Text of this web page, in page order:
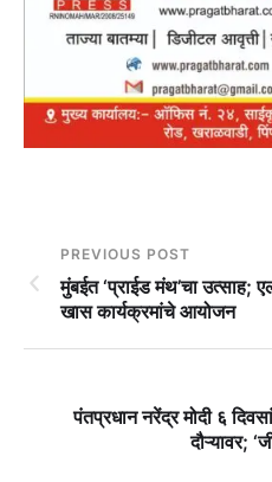
PREVIOUS POST
मुंबईत ‘प्राईड मंथ’चा उत्साह;
खास कार्यक्रमांचे आयोजन
पंतप्रधान नरेंद्र मोदी ६
दौऱ्यावर;